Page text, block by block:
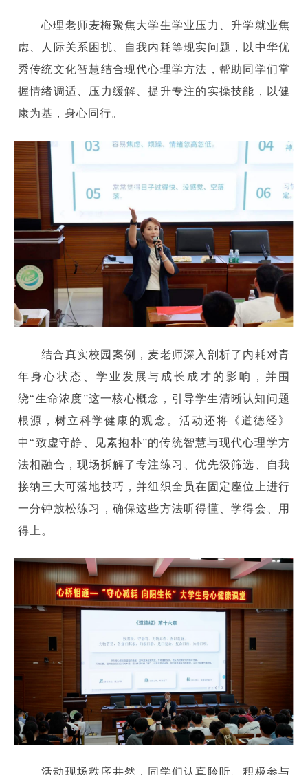
心理老师麦梅聚焦大学生学业压力、升学就业焦
虑、人际关系困扰、自我内耗等现实问题，以中华优
秀传统文化智慧结合现代心理学方法，帮助同学们掌
握情绪调适、压力缓解、提升专注的实操技能，以健
康为基，身心同行。
结合真实校园案例，麦老师深入剖析了内耗对青
年身心状态、学业发展与成长成才的影响，并围
绕“生命浓度”这一核心概念，引导学生清晰认知问题
根源，树立科学健康的观念。活动还将《道德经》
中“致虚守静、见素抱朴”的传统智慧与现代心理学方
法相融合，现场拆解了专注练习、优先级筛选、自我
接纳三大可落地技巧，并组织全员在固定座位上进行
一分钟放松练习，确保这些方法听得懂、学得会、用
得上。
活动现场秩序井然，同学们认真聆听、积极参与